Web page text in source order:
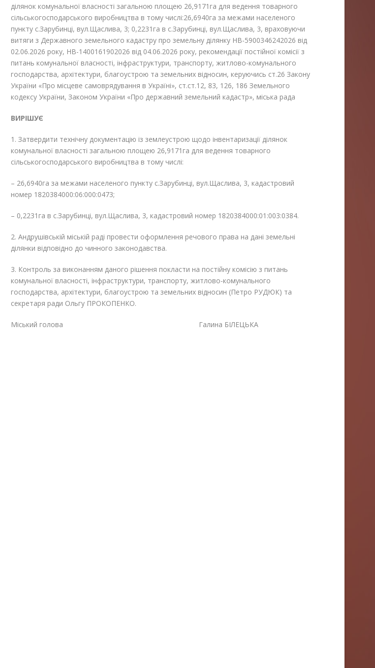
ділянок комунальної власності загальною площею 26,9171га для ведення товарного
сільськогосподарського виробництва в тому числі:26,6940га за межами населеного
пункту с.Зарубинці, вул.Щаслива, 3; 0,2231га в с.Зарубинці, вул.Щаслива, 3, враховуючи
витяги з Державного земельного кадастру про земельну ділянку НВ-5900346242026 від
02.06.2026 року, НВ-1400161902026 від 04.06.2026 року, рекомендації постійної комісії з
питань комунальної власності, інфраструктури, транспорту, житлово-комунального
господарства, архітектури, благоустрою та земельних відносин, керуючись ст.26 Закону
України «Про місцеве самоврядування в Україні», ст.ст.12, 83, 126, 186 Земельного
кодексу України, Законом України «Про державний земельний кадастр», міська рада
ВИРІШУЄ
1. Затвердити технічну документацію із землеустрою щодо інвентаризації ділянок
комунальної власності загальною площею 26,9171га для ведення товарного
сільськогосподарського виробництва в тому числі:
– 26,6940га за межами населеного пункту с.Зарубинці, вул.Щаслива, 3, кадастровий
номер 1820384000:06:000:0473;
– 0,2231га в с.Зарубинці, вул.Щаслива, 3, кадастровий номер 1820384000:01:003:0384.
2. Андрушівській міській раді провести оформлення речового права на дані земельні
ділянки відповідно до чинного законодавства.
3. Контроль за виконанням даного рішення покласти на постійну комісію з питань
комунальної власності, інфраструктури, транспорту, житлово-комунального
господарства, архітектури, благоустрою та земельних відносин (Петро РУДЮК) та
секретаря ради Ольгу ПРОКОПЕНКО.
Міський голова Галина БІЛЕЦЬКА